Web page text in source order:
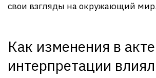
свои взгляды на окружающий мир.
Как изменения в
интерпретации